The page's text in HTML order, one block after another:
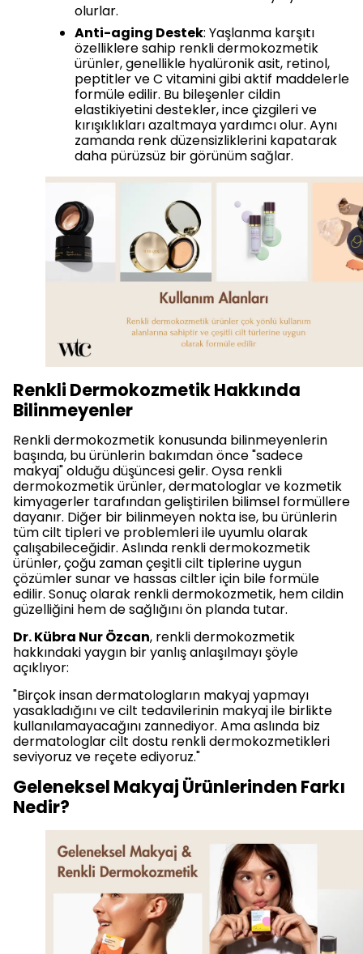
olurlar.
Anti-aging Destek: Yaşlanma karşıtı
özelliklere sahip renkli dermokozmetik
ürünler, genellikle hyalüronik asit, retinol,
peptitler ve C vitamini gibi aktif maddelerle
formüle edilir. Bu bileşenler cildin
elastikiyetini destekler, ince çizgileri ve
kırışıklıkları azaltmaya yardımcı olur. Aynı
zamanda renk düzensizliklerini kapatarak
daha pürüzsüz bir görünüm sağlar.
Renkli Dermokozmetik Hakkında
Bilinmeyenler
Renkli dermokozmetik konusunda bilinmeyenlerin
başında, bu ürünlerin bakımdan önce "sadece
makyaj" olduğu düşüncesi gelir. Oysa renkli
dermokozmetik ürünler, dermatologlar ve kozmetik
kimyagerler tarafından geliştirilen bilimsel formüllere
dayanır. Diğer bir bilinmeyen nokta ise, bu ürünlerin
tüm cilt tipleri ve problemleri ile uyumlu olarak
çalışabileceğidir. Aslında renkli dermokozmetik
ürünler, çoğu zaman çeşitli cilt tiplerine uygun
çözümler sunar ve hassas ciltler için bile formüle
edilir. Sonuç olarak renkli dermokozmetik, hem cildin
güzelliğini hem de sağlığını ön planda tutar.
Dr. Kübra Nur Özcan, renkli dermokozmetik
hakkındaki yaygın bir yanlış anlaşılmayı şöyle
açıklıyor:
"Birçok insan dermatologların makyaj yapmayı
yasakladığını ve cilt tedavilerinin makyaj ile birlikte
kullanılamayacağını zannediyor. Ama aslında biz
dermatologlar cilt dostu renkli dermokozmetikleri
seviyoruz ve reçete ediyoruz."
Geleneksel Makyaj Ürünlerinden Farkı
Nedir?